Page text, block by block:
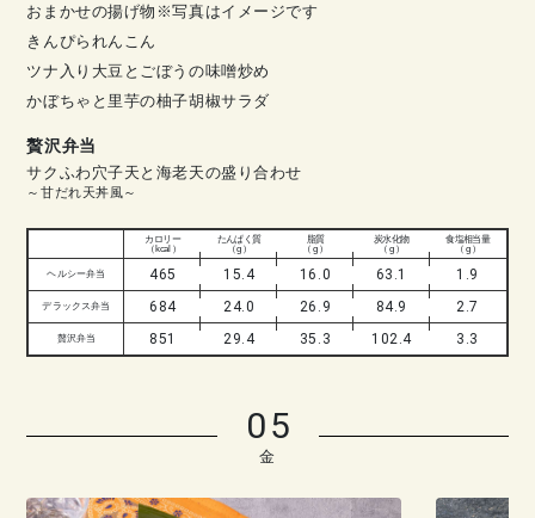
おまかせの揚げ物※写真はイメージです
きんぴられんこん
ツナ入り大豆とごぼうの味噌炒め
かぼちゃと里芋の柚子胡椒サラダ
贅沢弁当
サクふわ穴子天と海老天の盛り合わせ
～甘だれ天丼風～
カロリー
（ kcal ）
たんぱく質
（ g ）
脂質
（ g ）
炭水化物
（ g ）
食塩相当量
（ g ）
ヘルシー弁当 465 15.4 16.0 63.1 1.9
デラックス弁当 684 24.0 26.9 84.9 2.7
贅沢弁当 851 29.4 35.3 102.4 3.3
05
金